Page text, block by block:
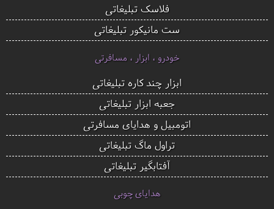
فلاسک تبلیغاتی
ست مانیکور تبلیغاتی
خودرو ، ابزار ، مسافرتی
ابزار چند کاره تبلیغاتی
جعبه ابزار تبلیغاتی
اتومبیل و هدایای مسافرتی
تراول ماگ تبلیغاتی
آفتابگیر تبلیغاتی
هدایای چوبی